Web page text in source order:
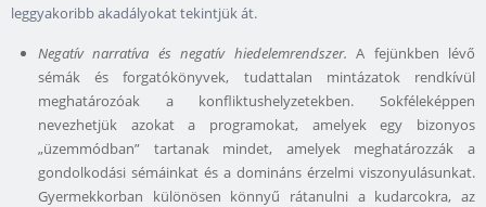
leggyakoribb akadályokat tekintjük át.
Negatív narratíva és negatív hiedelemrendszer. A fejünkben lévő
sémák és forgatókönyvek, tudattalan mintázatok rendkívül
meghatározóak a konfliktushelyzetekben. Sokféleképpen
nevezhetjük azokat a programokat, amelyek egy bizonyos
„üzemmódban” tartanak mindet, amelyek meghatározzák a
gondolkodási sémáinkat és a domináns érzelmi viszonyulásunkat.
Gyermekkorban különösen könnyű rátanulni a kudarcokra, az